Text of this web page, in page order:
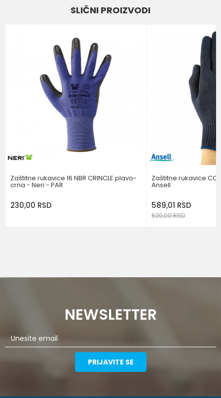
RUKAVICE ZA GRUBE MEHANIČKE
GAMMA
SLIČNI PROIZVODI
Zaštitne rukavice 16 NBR CRINCLE plavo-
crna - Neri - PAR
230,00 RSD
Zaštitne rukavice
Ansell
589,01 RSD
620,00RSD
NEWSLETTER
PRIJAVITE SE